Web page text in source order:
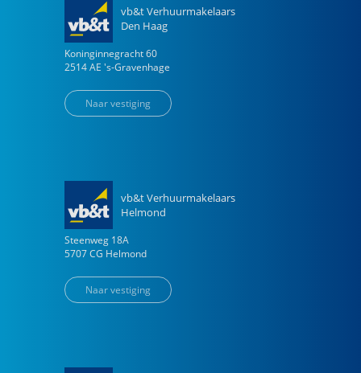
vb&t Verhuurmakelaars
Den Haag
Koninginnegracht 60
2514 AE 's-Gravenhage
Naar vestiging
vb&t Verhuurmakelaars
Helmond
Steenweg 18A
5707 CG Helmond
Naar vestiging